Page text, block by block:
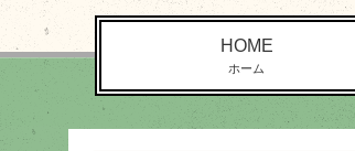
HOME
ホーム